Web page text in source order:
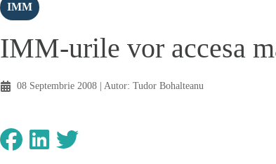
IMM
IMM-urile vor accesa
08 Septembrie 2008| Autor: Tudor Bohalteanu